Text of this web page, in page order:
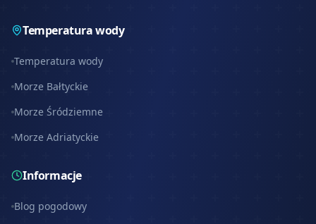
Temperatura wody
Temperatura wody
Morze Bałtyckie
Morze Śródziemne
Morze Adriatyckie
Informacje
Blog pogodowy